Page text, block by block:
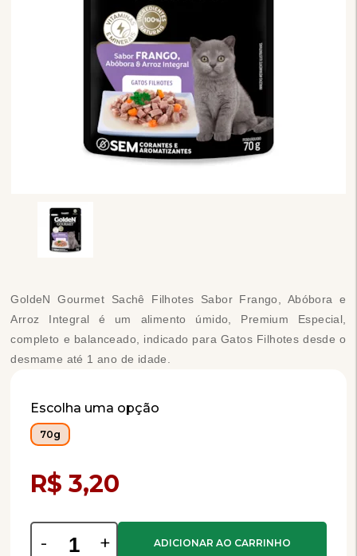
GoldeN Gourmet Sachê Filhotes Sabor Frango, Abóbora e
Arroz Integral é um alimento úmido, Premium Especial,
completo e balanceado, indicado para Gatos Filhotes desde o
desmame até 1 ano de idade.
Escolha uma opção
70g
R$ 3,20
- +